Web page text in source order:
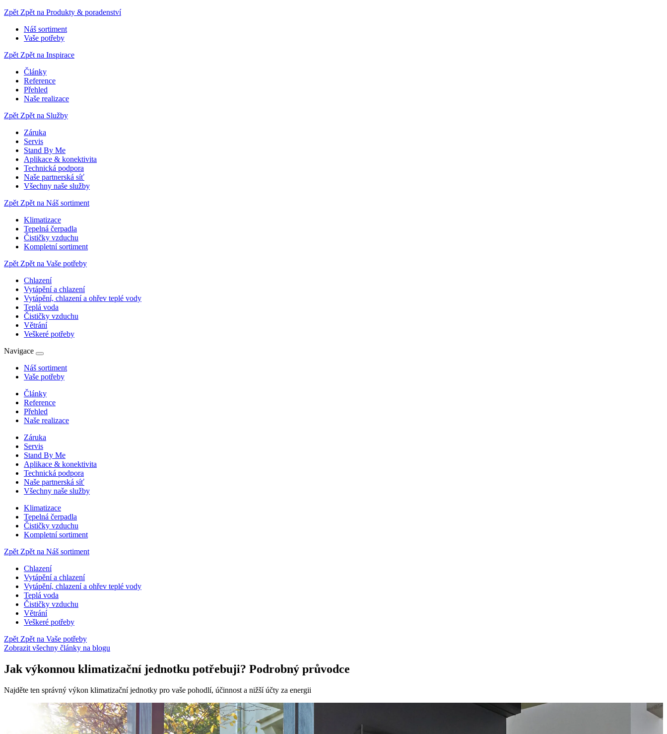
Zpět Zpět na Produkty & poradenství
Náš sortiment
Vaše potřeby
Zpět Zpět na Inspirace
Články
Reference
Přehled
Naše realizace
Zpět Zpět na Služby
Záruka
Servis
Stand By Me
Aplikace & konektivita
Technická podpora
Naše partnerská síť
Všechny naše služby
Zpět Zpět na Náš sortiment
Klimatizace
Tepelná čerpadla
Čističky vzduchu
Kompletní sortiment
Zpět Zpět na Vaše potřeby
Chlazení
Vytápění a chlazení
Vytápění, chlazení a ohřev teplé vody
Teplá voda
Čističky vzduchu
Větrání
Veškeré potřeby
Navigace
Náš sortiment
Vaše potřeby
Články
Reference
Přehled
Naše realizace
Záruka
Servis
Stand By Me
Aplikace & konektivita
Technická podpora
Naše partnerská síť
Všechny naše služby
Klimatizace
Tepelná čerpadla
Čističky vzduchu
Kompletní sortiment
Zpět Zpět na Náš sortiment
Chlazení
Vytápění a chlazení
Vytápění, chlazení a ohřev teplé vody
Teplá voda
Čističky vzduchu
Větrání
Veškeré potřeby
Zpět Zpět na Vaše potřeby
Zobrazit všechny články na blogu
Jak výkonnou klimatizační jednotku potřebuji? Podrobný průvodce
Najděte ten správný výkon klimatizační jednotky pro vaše pohodlí, účinnost a nižší účty za energii